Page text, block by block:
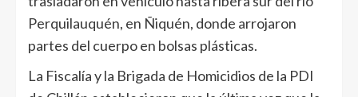
Perquilauquén, en Ñiquén, donde arrojaron
partes del cuerpo en bolsas plásticas.
La Fiscalía y la Brigada de Homicidios de la PDI